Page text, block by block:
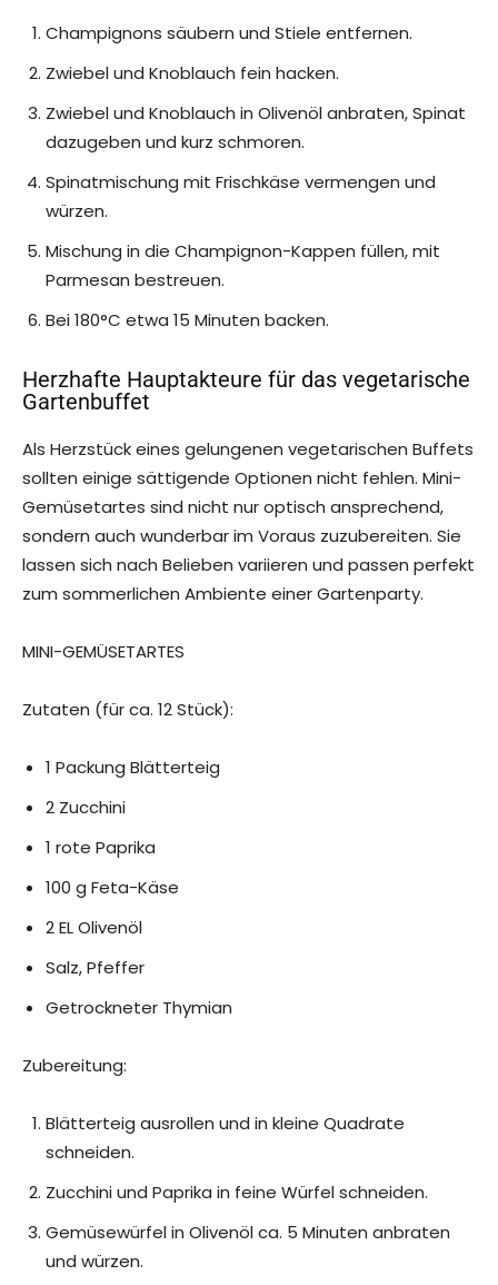
Champignons säubern und Stiele entfernen.
Zwiebel und Knoblauch fein hacken.
Zwiebel und Knoblauch in Olivenöl anbraten, Spinat
dazugeben und kurz schmoren.
Spinatmischung mit Frischkäse vermengen und
würzen.
Mischung in die Champignon-Kappen füllen, mit
Parmesan bestreuen.
Bei 180°C etwa 15 Minuten backen.
Herzhafte Hauptakteure für das vegetarische
Gartenbuffet
Als Herzstück eines gelungenen vegetarischen Buffets
sollten einige sättigende Optionen nicht fehlen. Mini-
Gemüsetartes sind nicht nur optisch ansprechend,
sondern auch wunderbar im Voraus zuzubereiten. Sie
lassen sich nach Belieben variieren und passen perfekt
zum sommerlichen Ambiente einer Gartenparty.
MINI-GEMÜSETARTES
Zutaten (für ca. 12 Stück):
1 Packung Blätterteig
2 Zucchini
1 rote Paprika
100 g Feta-Käse
2 EL Olivenöl
Salz, Pfeffer
Getrockneter Thymian
Zubereitung:
Blätterteig ausrollen und in kleine Quadrate
schneiden.
Zucchini und Paprika in feine Würfel schneiden.
Gemüsewürfel in Olivenöl ca. 5 Minuten anbraten
und würzen.